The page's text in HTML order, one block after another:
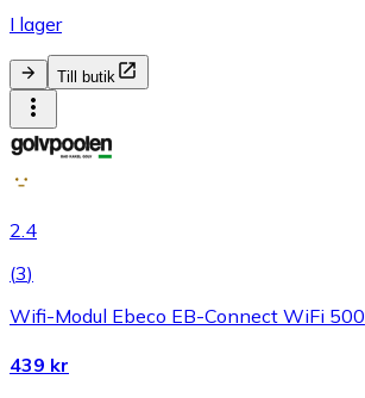
I lager
Till butik
2.4
(3)
Wifi-Modul Ebeco EB-Connect WiFi 500
439 kr